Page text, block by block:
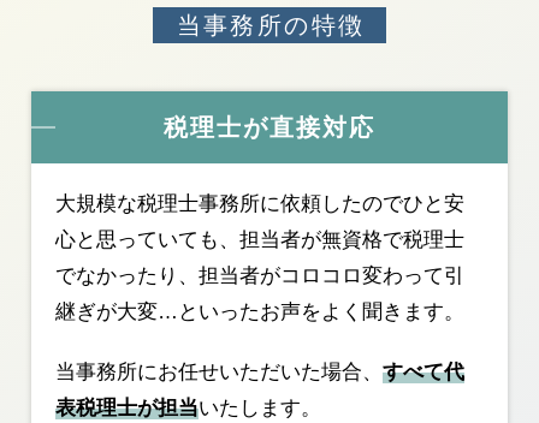
当事務所の特徴
税理士が直接対応
大規模な税理士事務所に依頼したのでひと安
心と思っていても、担当者が無資格で税理士
でなかったり、担当者がコロコロ変わって引
継ぎが大変…といったお声をよく聞きます。
当事務所にお任せいただいた場合、 すべて代
表税理士が担当いたします。